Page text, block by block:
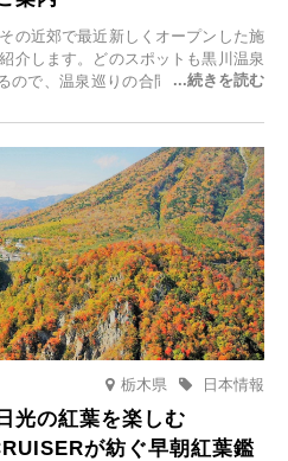
の近郊で最近新しくオープンした施
介します。どのスポットも黒川温泉
ので、温泉巡りの合間に気軽に立ち
ど、多彩な魅力が満載です。黒川温
してみてください。
栃木県 日本情報
光の紅葉を楽しむ
が紡ぐ早朝紅葉鑑